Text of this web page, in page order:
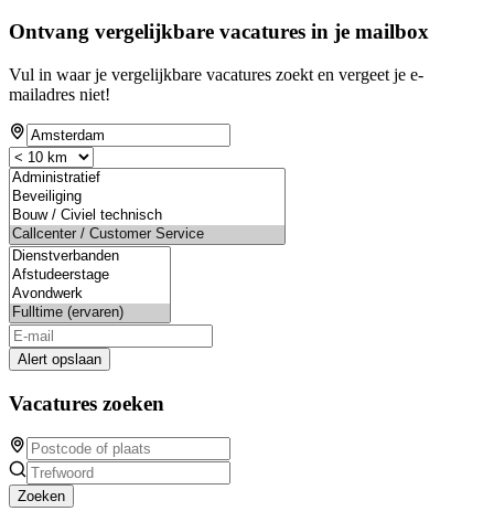
Ontvang vergelijkbare vacatures in je mailbox
Vul in waar je vergelijkbare vacatures zoekt en vergeet je e-
mailadres niet!
Alert opslaan
Vacatures zoeken
Zoeken